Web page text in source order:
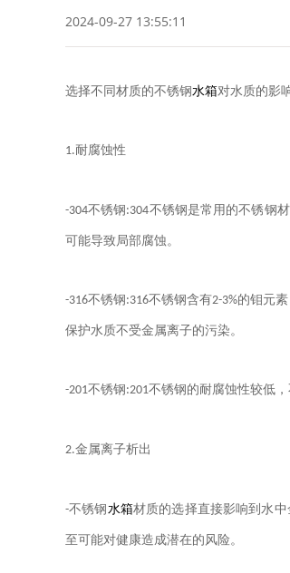
2024-09-27 13:55:11
选择不同材质的不锈钢水箱对水质的影
1.耐腐蚀性
-304不锈钢 :304不锈钢是常用的不锈钢
可能导致局部腐蚀。
-316不锈钢 :316不锈钢含有2-3%的钼元
保护水质不受金属离子的污染。
-201不锈钢 :201不锈钢的耐腐蚀性较低
2.金属离子析出
-不锈钢 水箱材质的选择直接影响到水
至可能对健康造成潜在的风险。